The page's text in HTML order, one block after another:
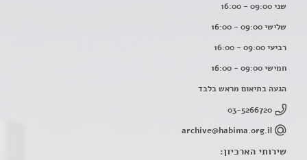
שני 09:00 - 16:00
שלישי 09:00 - 16:00
רביעי 09:00 - 16:00
חמישי 09:00 - 16:00
הגעה בתיאום מראש בלבד
03-5266720
archive@habima.org.il
שירותי הארכיון: